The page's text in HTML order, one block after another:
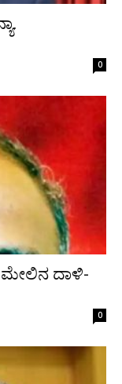
0
ದಾಳಿ-
0